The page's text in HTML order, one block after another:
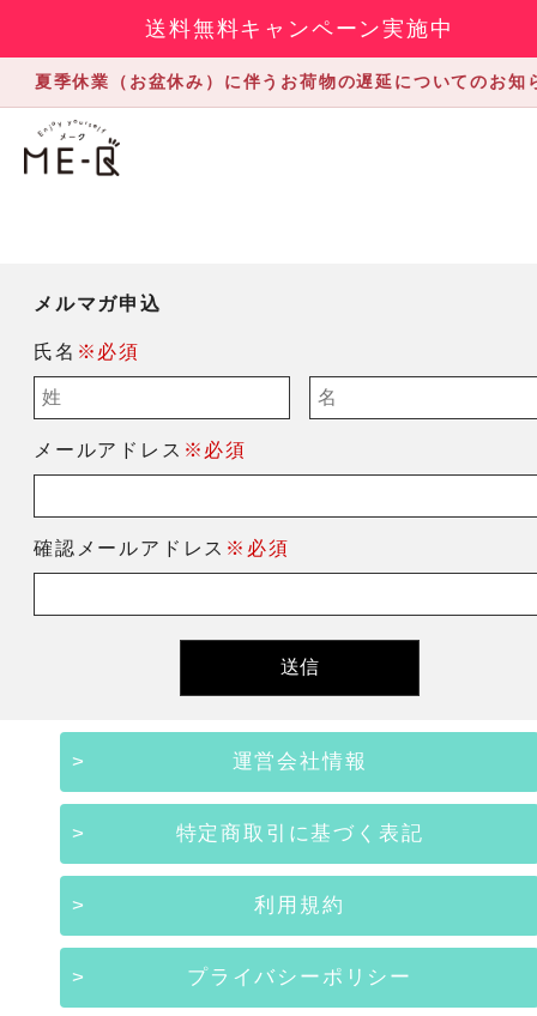
送料無料キャンペーン実施中
夏季休業（お盆休み）に伴うお荷物の遅延についてのお知
メルマガ申込
氏名 ※必須
メールアドレス ※必須
確認メールアドレス ※必須
運営会社情報
特定商取引に基づく表記
利用規約
プライバシーポリシー